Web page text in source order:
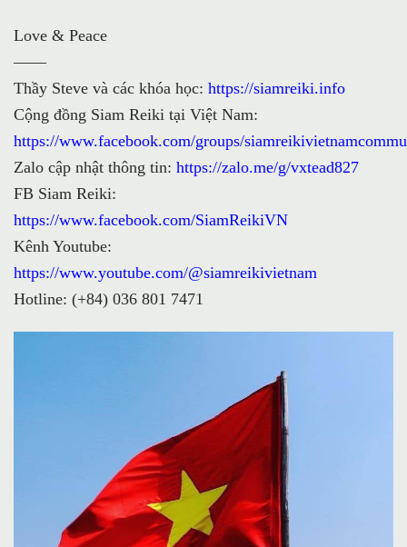
Love & Peace
——
Thầy Steve và các khóa học: https://siamreiki.info
Cộng đồng Siam Reiki tại Việt Nam:
https://www.facebook.com/groups/
Zalo cập nhật thông tin: https://zalo.me/g/vxtead827
FB Siam Reiki:
https://www.facebook.com/SiamReikiVN
Kênh Youtube:
https://www.youtube.com/@siamreikivietnam
Hotline: (+84) 036 801 7471